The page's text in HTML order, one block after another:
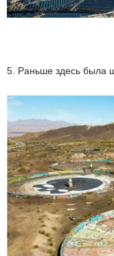
5. Раньше здесь была